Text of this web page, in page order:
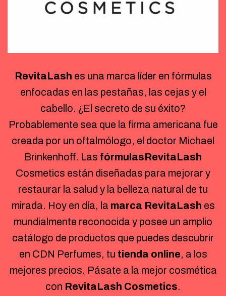
RevitaLash es una marca líder en fórmulas
enfocadas en las pestañas, las cejas y el
cabello. ¿El secreto de su éxito?
Probablemente sea que la firma americana fue
creada por un oftalmólogo, el doctor Michael
Brinkenhoff. Las fórmulasRevitaLash
Cosmetics están diseñadas para mejorar y
restaurar la salud y la belleza natural de tu
mirada. Hoy en día, la marca RevitaLash es
mundialmente reconocida y posee un amplio
catálogo de productos que puedes descubrir
en CDN Perfumes, tu tienda online, a los
mejores precios. Pásate a la mejor cosmética
con RevitaLash Cosmetics.